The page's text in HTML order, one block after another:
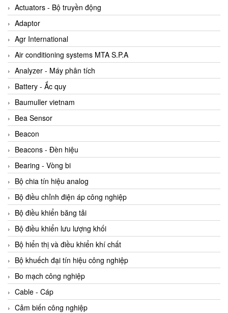
ABB Vietnam
AC Infinity Vietnam
AC&E Telecommunications
AC&T Vietnam
Accepta Vietnam
ACCUMAC Vietnam
AccuWeb Vietnam
Acey
ACOEM Vietnam
ADCA Vietnam
ADFweb Vietnam
Adler Vietnam
Ados Vietnam
Advanced Energy Vietnam
Advantech Vietnam
Agate Vietnam
AGR International Vietnam
Aichi Tokei Denki Vietnam
Aii Vietnam
AIKOH
Actuators - Bộ truyền động
Adaptor
Agr International
Air conditioning systems MTA S.P.A
Analyzer - Máy phân tích
Battery - Ắc quy
Baumuller vietnam
Bea Sensor
Beacon
Beacons - Đèn hiệu
Bearing - Vòng bi
Bộ chia tín hiệu analog
Bộ điều chỉnh điện áp công nghiệp
Bộ điều khiển băng tải
Bộ điều khiển lưu lượng khối
Bộ hiển thị và điều khiển khí chất
Bộ khuếch đại tín hiệu công nghiệp
Bo mạch công nghiệp
Cable - Cáp
Cảm biến công nghiệp